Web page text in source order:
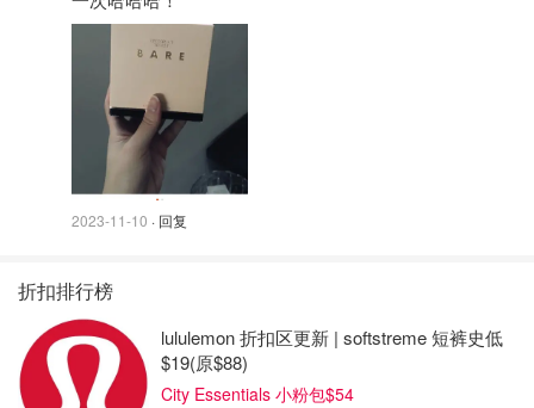
2023-11-10 · 回复
折扣排行榜
lululemon 折扣区更新 | softstreme 短裤史低
$19(原$88)
City Essentials 小粉包$54